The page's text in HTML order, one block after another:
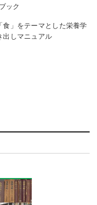
ック
食」をテーマとした栄養学
出しマニュアル